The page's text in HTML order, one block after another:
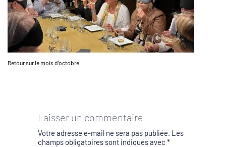
Retour sur le mois d’octobre
Laisser un commentaire
Votre adresse e-mail ne sera pas publiée. Les
champs obligatoires sont indiqués avec *